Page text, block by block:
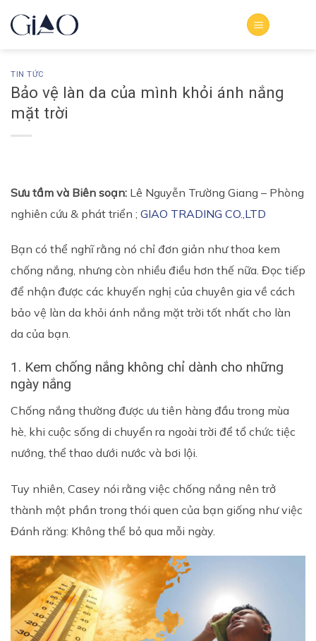
qua
TIN TỨC
Bảo vệ làn da của mình khỏi ánh nắng
mặt trời
Sưu tầm và Biên soạn: Lê Nguyễn Trường Giang – Phòng
nghiên cứu & phát triển ; GIAO TRADING CO.,LTD
Bạn có thể nghĩ rằng nó chỉ đơn giản như thoa kem
chống nắng, nhưng còn nhiều điều hơn thế nữa. Đọc tiếp
để nhận được các khuyến nghị của chuyên gia về cách
bảo vệ làn da khỏi ánh nắng mặt trời tốt nhất cho làn
da của bạn.
1. Kem chống nắng không chỉ dành cho những
ngày nắng
Chống nắng thường được ưu tiên hàng đầu trong mùa
hè, khi cuộc sống di chuyển ra ngoài trời để tổ chức tiệc
nướng, thể thao dưới nước và bơi lội.
Tuy nhiên, Casey nói rằng việc chống nắng nên trở
thành một phần trong thói quen của bạn giống như việc
Đánh răng: Không thể bỏ qua mỗi ngày.